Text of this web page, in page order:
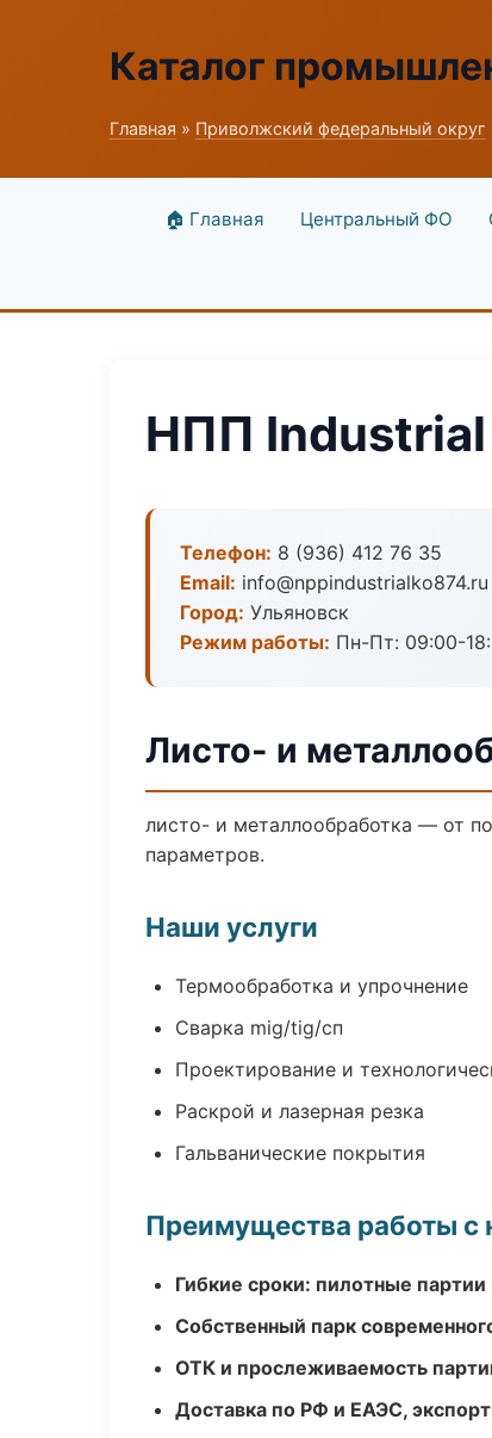
Каталог
Главная » Приволжский федеральный округ
🏠 Главная Центральный ФО
НПП Industrial
Телефон: 8 (936) 412 76 35
Email: info@nppindustrialko874.ru
Город: Ульяновск
Режим работы: Пн-Пт: 09:00-
Листо- и
листо- и металлообработка — от
параметров.
Наши услуги
Термообработка и упрочнение
Сварка mig/tig/сп
Проектирование и
Раскрой и лазерная резка
Гальванические покрытия
Преимущества работы с
Гибкие сроки: пилотные
Собственный парк
ОТК и прослеживаемость
Доставка по РФ и ЕАЭС,